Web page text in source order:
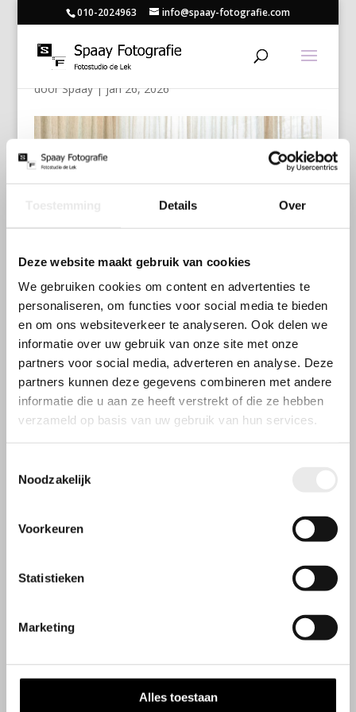
Details Over
Deze website maakt gebruik van cookies
We gebruiken cookies om content en advertenties te
personaliseren, om functies voor social media te bieden
en om ons websiteverkeer te analyseren. Ook delen we
informatie over uw gebruik van onze site met onze
partners voor social media, adverteren en analyse. Deze
partners kunnen deze gegevens combineren met andere
informatie die u aan ze heeft verstrekt of die ze hebben
verzameld op basis van uw gebruik van hun services.
Noodzakelijk
Voorkeuren
Statistieken
Marketing
Alles toestaan
010-2024963 info@spaay-fotografie.com
032
doorSpaay|jan 26, 2026
Openingstijden